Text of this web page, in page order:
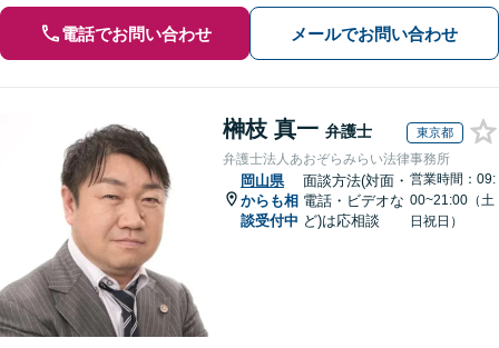
電話でお問い合わせ メールでお問い合わせ
榊枝 真一 弁護士 東京都
弁護士法人あおぞらみらい法律事務所
岡山県
からも相
談受付中
面談方法(対面・
電話・ビデオな
ど)は応相談
営業時間：09:
00~21:00（土
日祝日）